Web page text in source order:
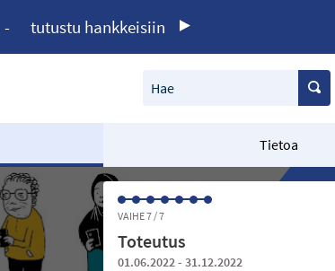
- tutustu hankkeisiin
Hae
Tietoa
VAIHE 7 / 7
Toteutus
01.06.2022 - 31.12.2022